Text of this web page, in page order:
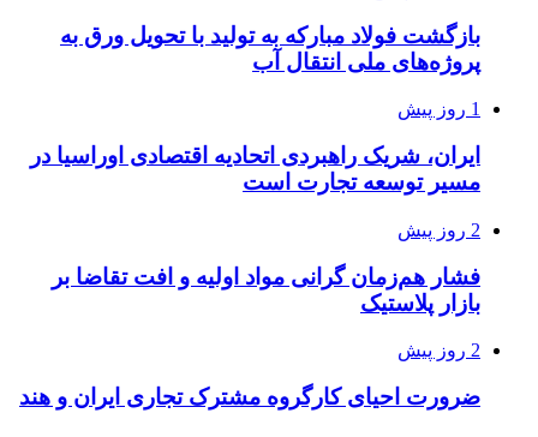
بازگشت فولاد مبارکه به تولید با تحویل ورق به
پروژه‌های ملی انتقال آب
1 روز پیش
ایران، شریک راهبردی اتحادیه اقتصادی اوراسیا در
مسیر توسعه تجارت است
2 روز پیش
فشار هم‌زمان گرانی مواد اولیه و افت تقاضا بر
بازار پلاستیک
2 روز پیش
ضرورت احیای کارگروه مشترک تجاری ایران و هند